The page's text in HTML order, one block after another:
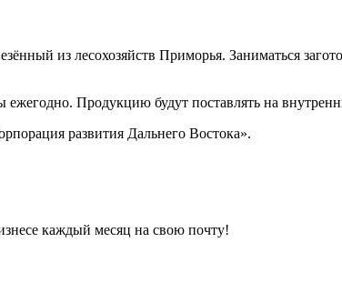
из лесохозяйств Приморья. Заниматься
Продукцию будут поставлять на
развития Дальнего Востока».
каждый месяц на свою почту!